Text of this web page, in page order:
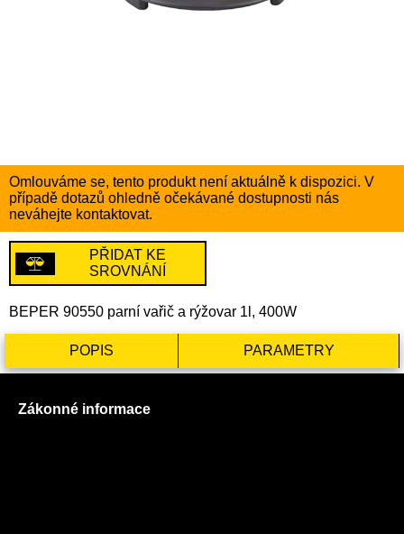
Omlouváme se, tento produkt není aktuálně k dispozici. V
případě dotazů ohledně očekávané dostupnosti nás
neváhejte kontaktovat.
PŘIDAT KE
SROVNÁNÍ
BEPER 90550 parní vařič a rýžovar 1l, 400W
POPIS PARAMETRY
Zákonné informace